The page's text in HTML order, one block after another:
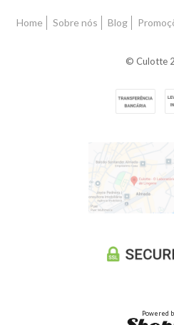
Home Sobre nós Blog
© Culotte
Powered